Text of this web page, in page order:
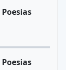
Poesias
Poesias